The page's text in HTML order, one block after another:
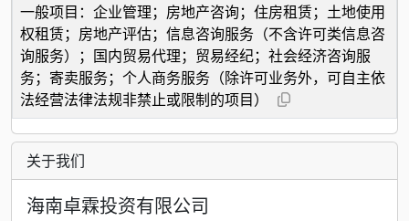
一般项目：企业管理；房地产咨询；住房租赁；土地使用
权租赁；房地产评估；信息咨询服务（不含许可类信息咨
询服务）；国内贸易代理；贸易经纪；社会经济咨询服
务；寄卖服务；个人商务服务（除许可业务外，可自主依
法经营法律法规非禁止或限制的项目）
关于我们
海南卓霖投资有限公司